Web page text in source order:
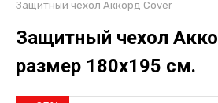
Защитный чехол Аккорд Cover
Защитный чехол
размер 180х195 см.